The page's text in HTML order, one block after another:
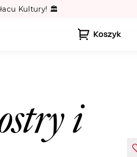
Kultury! 🏛️
Koszyk
i